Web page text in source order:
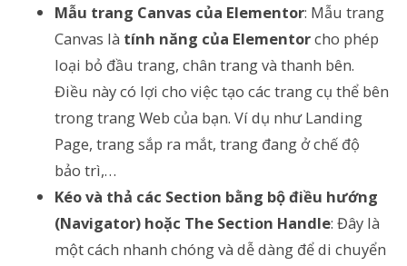
Mẫu trang Canvas của Elementor: Mẫu trang
Canvas là tính năng của Elementorcho phép
loại bỏ đầu trang, chân trang và thanh bên.
Điều này có lợi cho việc tạo các trang cụ thể bên
trong trang Web của bạn. Ví dụ như Landing
Page, trang sắp ra mắt, trang đang ở chế độ
bảo trì,…
Kéo và thả các Section bằng bộ điều hướng
(Navigator) hoặc The Section Handle: Đây là
một cách nhanh chóng và dễ dàng để di chuyển